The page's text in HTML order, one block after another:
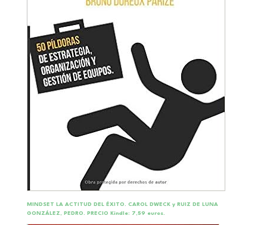
MINDSET LA ACTITUD DEL ÉXITO. CAROL DWECK y RUIZ DE LUNA
GONZÁLEZ, PEDRO. PRECIO Kindle: 7,59 euros.